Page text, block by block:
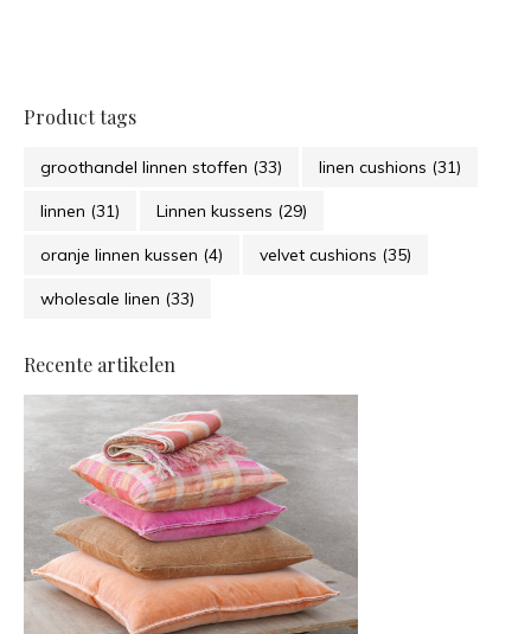
Product tags
groothandel linnen stoffen (33) linen cushions (31)
linnen (31) Linnen kussens (29)
oranje linnen kussen (4) velvet cushions (35)
wholesale linen (33)
Recente artikelen